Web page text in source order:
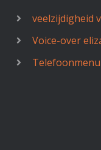
veelzijdigheid
Voice-over
Telefoonmenu